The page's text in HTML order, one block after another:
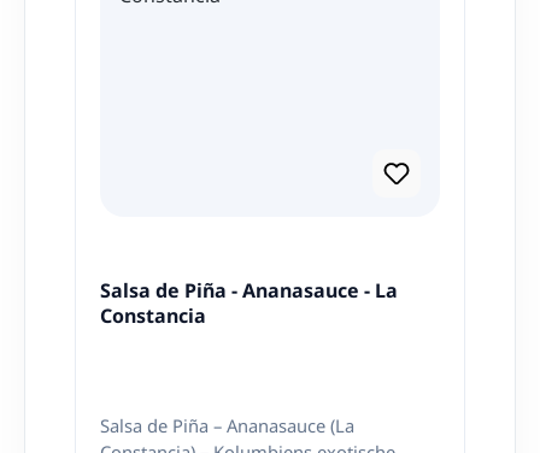
Salsa de Piña - Ananasauce - La
Constancia
Salsa de Piña – Ananasauce (La